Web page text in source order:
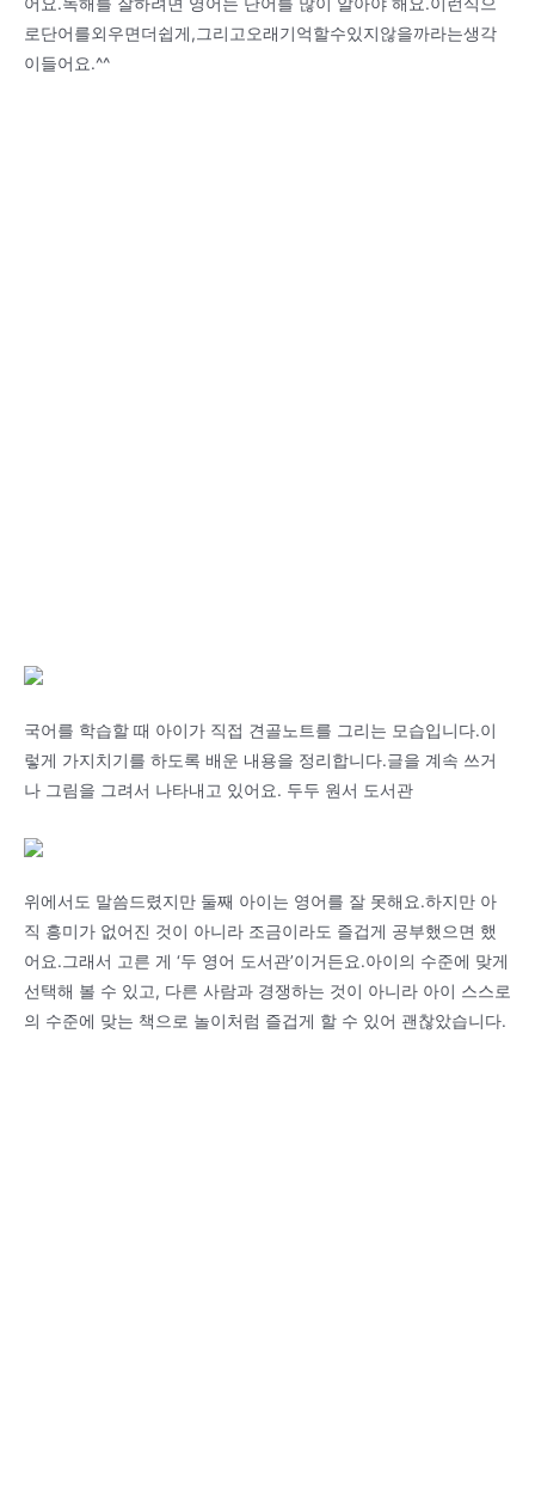
로단어를외우면더쉽게,그리고오래기억할수있지않을까라는생각
이들어요.^^
국어를 학습할 때 아이가 직접 견골노트를 그리는 모습입니다.이
렇게 가지치기를 하도록 배운 내용을 정리합니다.글을 계속 쓰거
나 그림을 그려서 나타내고 있어요. 두두 원서 도서관
위에서도 말씀드렸지만 둘째 아이는 영어를 잘 못해요.하지만 아
직 흥미가 없어진 것이 아니라 조금이라도 즐겁게 공부했으면 했
어요.그래서 고른 게 ‘두 영어 도서관’이거든요.아이의 수준에 맞게
선택해 볼 수 있고, 다른 사람과 경쟁하는 것이 아니라 아이 스스로
의 수준에 맞는 책으로 놀이처럼 즐겁게 할 수 있어 괜찮았습니다.